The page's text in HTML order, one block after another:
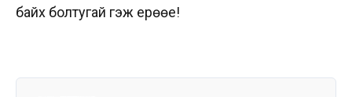
байх болтугай гэж ерөөе!